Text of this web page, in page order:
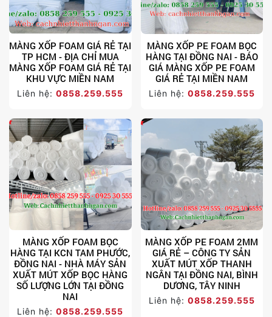
MÀNG XỐP FOAM GIÁ RẺ TẠI
TP HCM - ĐỊA CHỈ MUA
MÀNG XỐP FOAM GIÁ RẺ TẠI
KHU VỰC MIỀN NAM
Liên hệ:0858.259.555
MÀNG XỐP PE FOAM BỌC
HÀNG TẠI ĐỒNG NAI - BÁO
GIÁ MÀNG XỐP PE FOAM
GIÁ RẺ TẠI MIỀN NAM
Liên hệ: 0858.259.555
MÀNG XỐP FOAM BỌC
HÀNG TẠI KCN TAM PHƯỚC,
ĐỒNG NAI - NHÀ MÁY SẢN
XUẤT MÚT XỐP BỌC HÀNG
SỐ LƯỢNG LỚN TẠI ĐỒNG
NAI
Liên hệ:0858.259.555
MÀNG XỐP PE FOAM 2MM
GIÁ RẺ – CÔNG TY SẢN
XUẤT MÚT XỐP THANH
NGÂN TẠI ĐỒNG NAI, BÌNH
DƯƠNG, TÂY NINH
Liên hệ: 0858.259.555